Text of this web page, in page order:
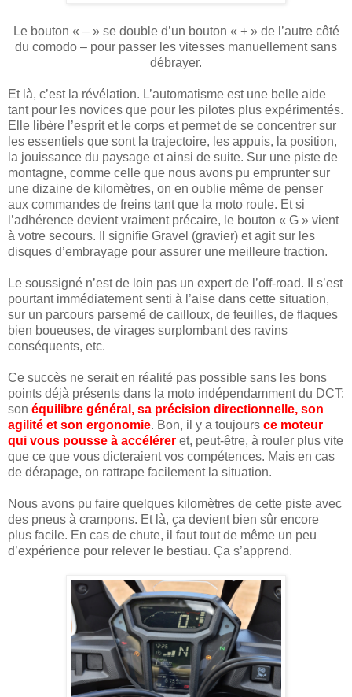
Le bouton « – » se double d’un bouton « + » de l’autre côté
du comodo – pour passer les vitesses manuellement sans
débrayer.
Et là, c’est la révélation. L’automatisme est une belle aide
tant pour les novices que pour les pilotes plus expérimentés.
Elle libère l’esprit et le corps et permet de se concentrer sur
les essentiels que sont la trajectoire, les appuis, la position,
la jouissance du paysage et ainsi de suite. Sur une piste de
montagne, comme celle que nous avons pu emprunter sur
une dizaine de kilomètres, on en oublie même de penser
aux commandes de freins tant que la moto roule. Et si
l’adhérence devient vraiment précaire, le bouton « G » vient
à votre secours. Il signifie Gravel (gravier) et agit sur les
disques d’embrayage pour assurer une meilleure traction.
Le soussigné n’est de loin pas un expert de l’off-road. Il s’est
pourtant immédiatement senti à l’aise dans cette situation,
sur un parcours parsemé de cailloux, de feuilles, de flaques
bien boueuses, de virages surplombant des ravins
conséquents, etc.
Ce succès ne serait en réalité pas possible sans les bons
points déjà présents dans la moto indépendamment du DCT:
son équilibre général, sa précision directionnelle, son
agilité et son ergonomie. Bon, il y a toujours ce moteur
qui vous pousse à accélérer et, peut-être, à rouler plus vite
que ce que vous dicteraient vos compétences. Mais en cas
de dérapage, on rattrape facilement la situation.
Nous avons pu faire quelques kilomètres de cette piste avec
des pneus à crampons. Et là, ça devient bien sûr encore
plus facile. En cas de chute, il faut tout de même un peu
d’expérience pour relever le bestiau. Ça s’apprend.